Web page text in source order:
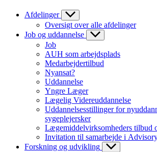
Afdelinger
Oversigt over alle afdelinger
Job og uddannelse
Job
AUH som arbejdsplads
Medarbejdertilbud
Nyansat?
Uddannelse
Yngre Læger
Lægelig Videreuddannelse
Uddannelsesstillinger for
sygeplejersker
Lægemiddelvirksomheders tilbud
Invitation til samarbejde i
Forskning og udvikling